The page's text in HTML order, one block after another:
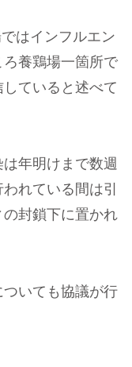
はインフルエン
養鶏場一箇所で
ていると述べて
年明けまで数週
れている間は引
封鎖下に置かれ
いても協議が行